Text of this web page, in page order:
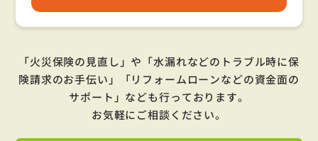
「火災保険の見直し」や「水漏れなどのトラブル時に保
険請求のお手伝い」「リフォームローンなどの資金面の
サポート」 なども行っております。
お気軽にご相談ください。